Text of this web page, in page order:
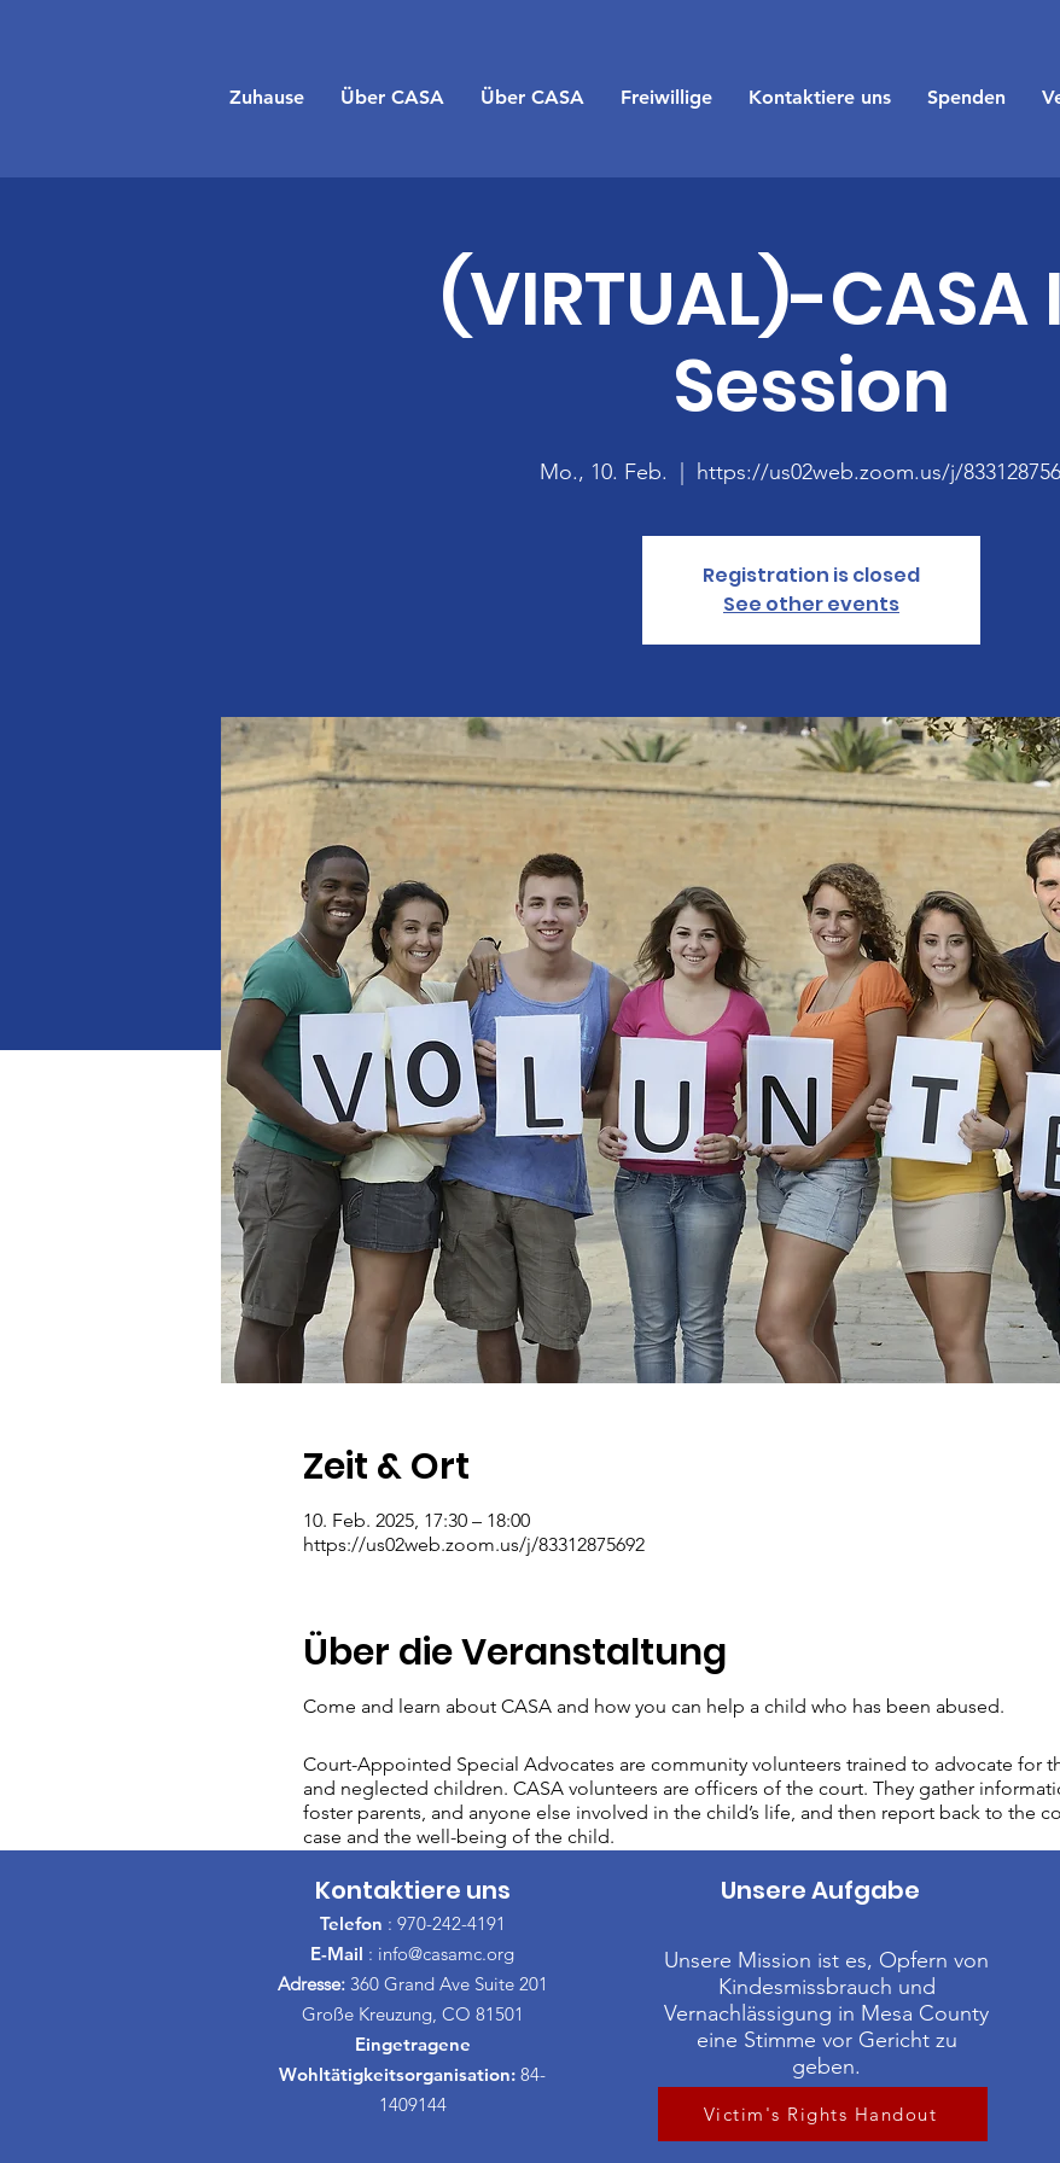
Zuhause Über CASA Über CASA Freiwillige Kontaktiere uns Spenden
(VIRTUAL)-CASA
Session
Mo., 10. Feb. https://us02web.zoom.us/j/
Registration is closed
See other events
Zeit & Ort
10. Feb. 2025, 17:30 – 18:00
https://us02web.zoom.us/j/83312875692
Über die Veranstaltung
Come and learn about CASA and how you can help a child who has been abused.
Court-Appointed Special Advocates are community volunteers trained to advocate for
and neglected children. CASA volunteers are officers of the court. They gather
foster parents, and anyone else involved in the child’s life, and then report back to the
case and the well-being of the child.
Kontaktiere uns
Telefon : 970-242-4191
E-Mail : info@casamc.org
Adresse:360 Grand Ave Suite 201
Große Kreuzung, CO 81501
Eingetragene
Wohltätigkeitsorganisation: 84-
1409144
Unsere Aufgabe
Unsere Mission ist es, Opfern von
Kindesmissbrauch und
Vernachlässigung in Mesa County
eine Stimme vor Gericht zu
geben.
Victim's Rights Handout